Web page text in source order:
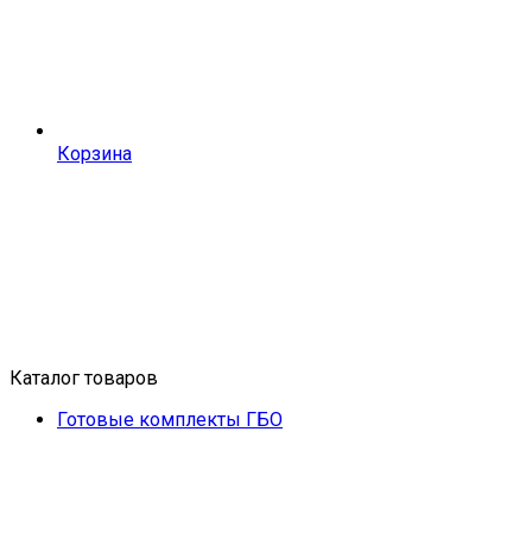
Корзина
Каталог товаров
Готовые комплекты ГБО